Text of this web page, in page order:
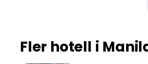
Fler hotell i